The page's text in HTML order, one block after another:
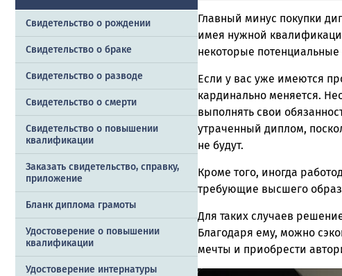
Свидетельство о рождении
Свидетельство о браке
Свидетельство о разводе
Свидетельство о смерти
Свидетельство о повышении
квалификации
Заказать cвидетельство, справку,
приложение
Бланк диплома грамоты
Удостоверение о повышении
квалификации
Удостоверение интернатуры
Главный минус покупки
имея нужной
некоторые потенциальные
Если у вас уже имеются
кардинально меняется.
выполнять свои
утраченный диплом,
не будут.
Кроме того, иногда
требующие высшего
Для таких случаев
Благодаря ему, можно
мечты и приобрести